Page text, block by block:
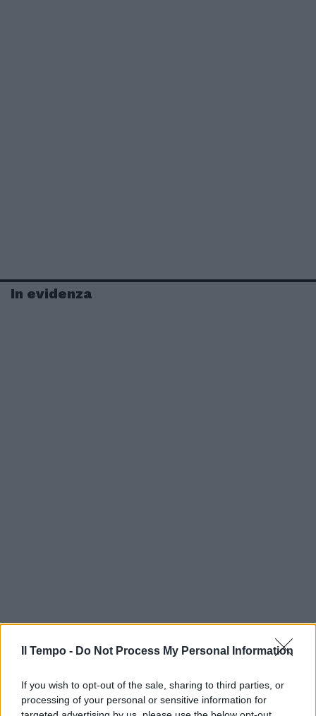
Il Tempo - Do Not Process My Personal Information
If you wish to opt-out of the sale, sharing to third parties, or
processing of your personal or sensitive information for
In evidenza